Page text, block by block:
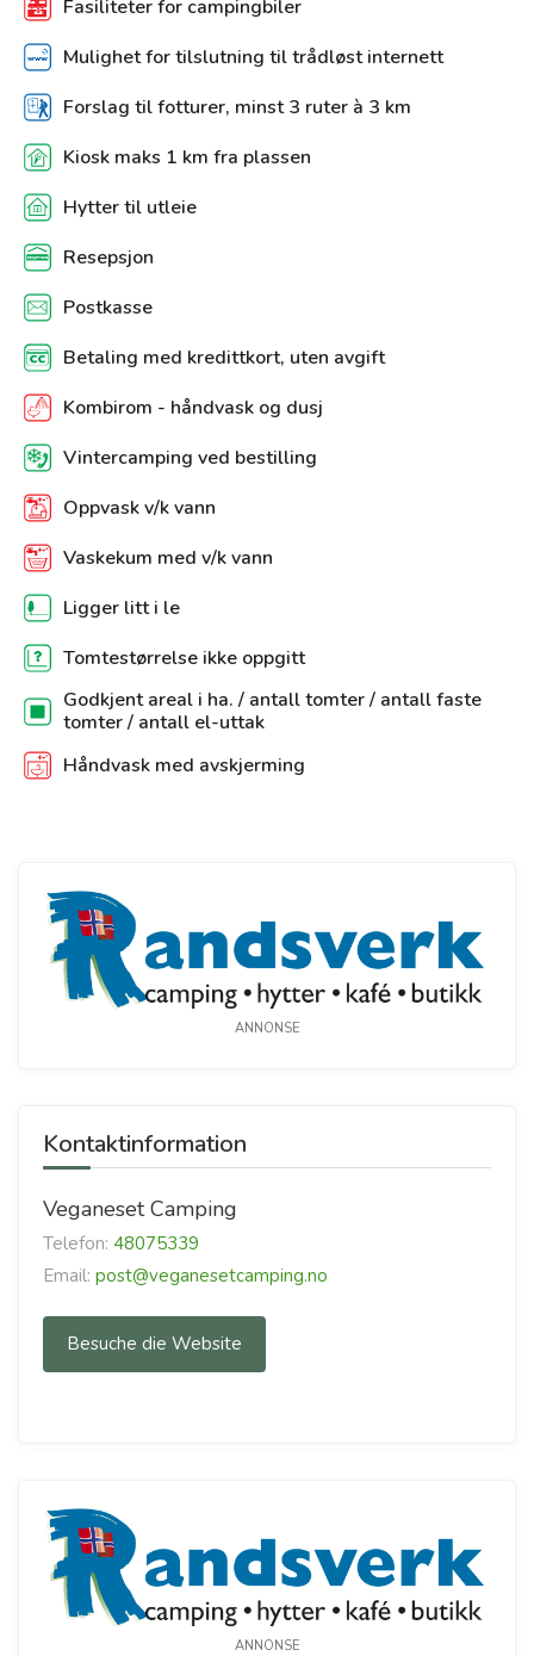
Fasiliteter for campingbiler
Mulighet for tilslutning til trådløst internett
Forslag til fotturer, minst 3 ruter à 3 km
Kiosk maks 1 km fra plassen
Hytter til utleie
Resepsjon
Postkasse
Betaling med kredittkort, uten avgift
Kombirom - håndvask og dusj
Vintercamping ved bestilling
Oppvask v/k vann
Vaskekum med v/k vann
Ligger litt i le
Tomtestørrelse ikke oppgitt
Godkjent areal i ha. / antall tomter / antall faste
tomter / antall el-uttak
Håndvask med avskjerming
ANNONSE
Kontaktinformation
Veganeset Camping
Telefon: 48075339
Email: post@veganesetcamping.no
Besuche die Website
ANNONSE